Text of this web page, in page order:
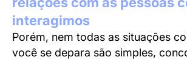
interagimos
Porém, nem todas as situações
você se depara são simples,